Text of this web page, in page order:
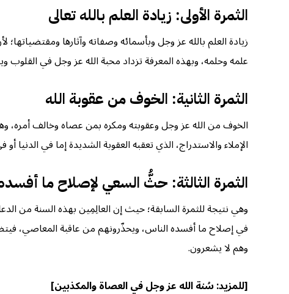
الثمرة الأولى: زيادة العلم بالله تعالى
زيادة العلم بالله عز وجل وبأسمائه وصفاته وآثارها
علمه وحلمه، وبهذه المعرفة تزداد محبة الله عز وجل في القلوب
الثمرة الثانية: الخوف من عقوبة الله
الخوف من الله عز وجل وعقوبته ومكره بمن عصاه وخالف
الإملاء والاستدراج، الذي تعقبه العقوبة الشديدة إما في الدنيا أو
الثمرة الثالثة: حثُّ السعي لإصلاح ما
وهي نتيجة للثمرة السابقة؛ حيث إن العالِمِين بهذه السنة من
في إصلاح ما أفسده الناس، ويحذّرونهم من عاقبة المعاصي،
وهم لا يشعرون.
[للمزيد:سُنة الله عز وجل في العصاة والمكذبين]